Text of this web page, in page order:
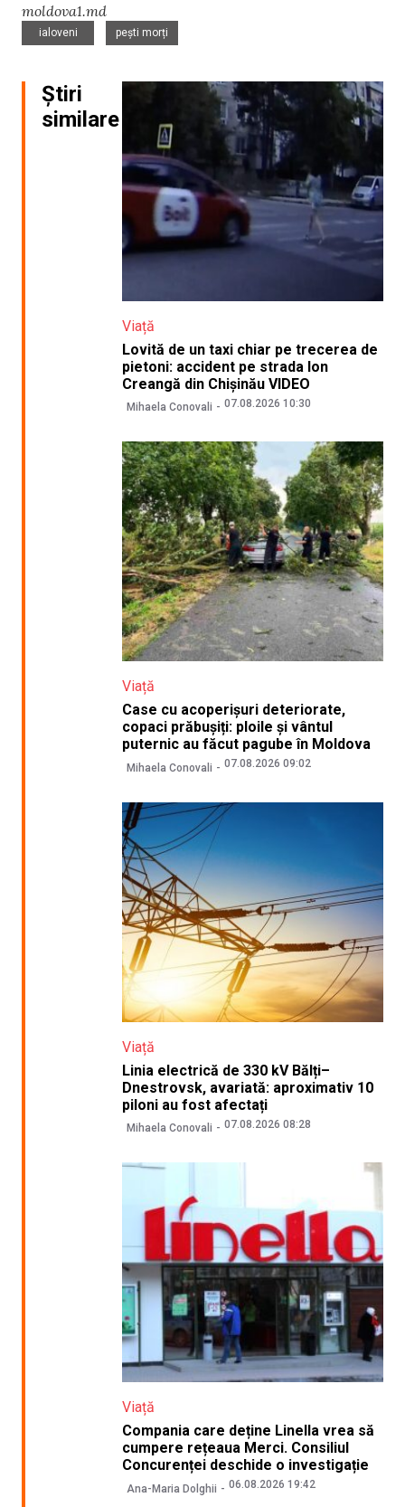
moldova1.md
ialoveni
,
pești morți
Știri
similare
Viață
Lovită de un taxi chiar pe trecerea de
pietoni: accident pe strada Ion
Creangă din Chișinău VIDEO
Mihaela Conovali 07.08.2026 10:30
Viață
Case cu acoperișuri deteriorate,
copaci prăbușiți: ploile și vântul
puternic au făcut pagube în Moldova
Mihaela Conovali 07.08.2026 09:02
Viață
Linia electrică de 330 kV Bălți–
Dnestrovsk, avariată: aproximativ 10
piloni au fost afectați
Mihaela Conovali 07.08.2026 08:28
Viață
Compania care deține Linella vrea să
cumpere rețeaua Merci. Consiliul
Concurenței deschide o investigație
Ana-Maria Dolghii 06.08.2026 19:42